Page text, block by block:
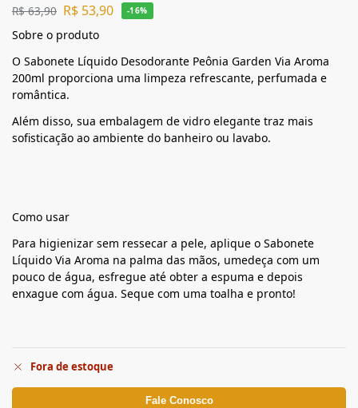
R$63,90 R$ 53,90 -16%
Sobre o produto
O Sabonete Líquido Desodorante Peônia Garden Via Aroma
200ml proporciona uma limpeza refrescante, perfumada e
romântica.
Além disso, sua embalagem de vidro elegante traz mais
sofisticação ao ambiente do banheiro ou lavabo.
Como usar
Para higienizar sem ressecar a pele, aplique o Sabonete
Líquido Via Aroma na palma das mãos, umedeça com um
pouco de água, esfregue até obter a espuma e depois
enxague com água. Seque com uma toalha e pronto!
Fora de estoque
Fale Conosco